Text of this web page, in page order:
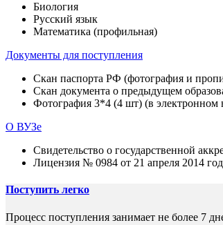
Биология
Русский язык
Математика (профильная)
Документы для поступления
Скан паспорта РФ (фотография и
Скан документа о предыдущем
Фотография 3*4 (4 шт) (в электронном
О ВУЗе
Свидетельство о государственной
Лицензия № 0984 от 21 апреля 2014
Поступить легко
Процесс поступления занимает не более 7